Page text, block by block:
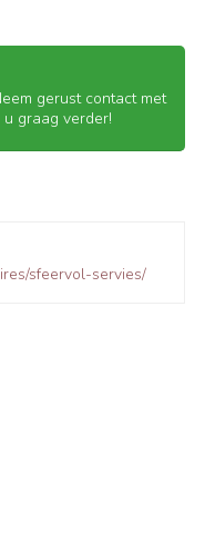
gerust contact met
graag verder!
sfeervol-servies/